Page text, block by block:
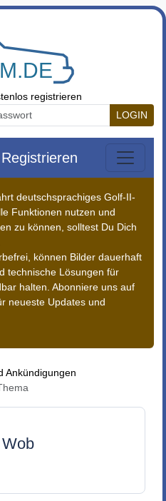
registrieren
LOGIN
Registrieren
deutschsprachiges Golf-II-
Funktionen nutzen und
zu können, solltest Du Dich
können Bilder dauerhaft
technische Lösungen für
halten. Abonniere uns auf
neueste Updates und
Ankündigungen